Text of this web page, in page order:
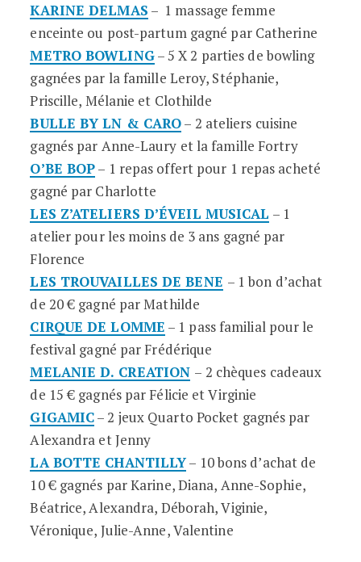
KARINE DELMAS – 1 massage femme
enceinte ou post-partum gagné par Catherine
METRO BOWLING– 5 X 2 parties de bowling
gagnées par la famille Leroy, Stéphanie,
Priscille, Mélanie et Clothilde
BULLE BY LN & CARO– 2 ateliers cuisine
gagnés par Anne-Laury et la famille Fortry
O’BE BOP– 1 repas offert pour 1 repas acheté
gagné par Charlotte
LES Z’ATELIERS D’ÉVEIL MUSICAL – 1
atelier pour les moins de 3 ans gagné par
Florence
LES TROUVAILLES DE BENE – 1 bon d’achat
de 20 € gagné par Mathilde
CIRQUE DE LOMME – 1 pass familial pour le
festival gagné par Frédérique
MELANIE D. CREATION – 2 chèques cadeaux
de 15 € gagnés par Félicie et Virginie
GIGAMIC– 2 jeux Quarto Pocket gagnés par
Alexandra et Jenny
LA BOTTE CHANTILLY– 10 bons d’achat de
10 € gagnés par Karine, Diana, Anne-Sophie,
Béatrice, Alexandra, Déborah, Viginie,
Véronique, Julie-Anne, Valentine